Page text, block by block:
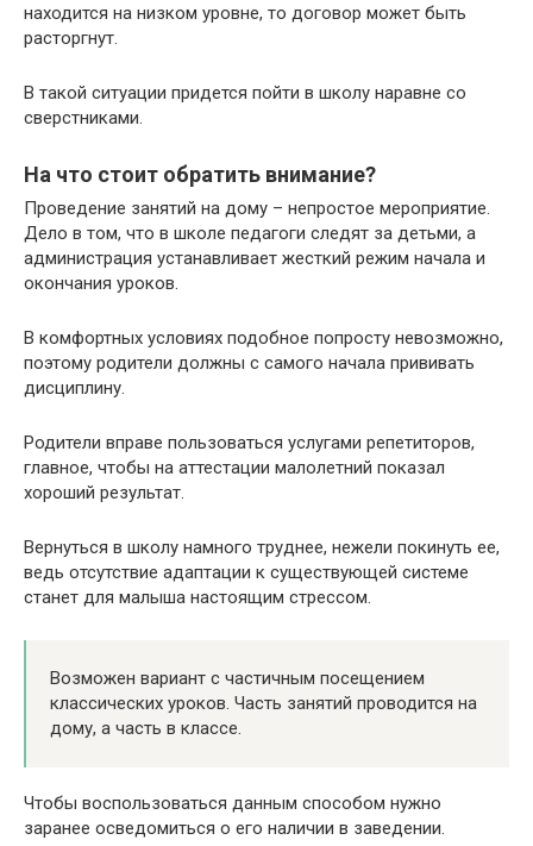
находится на низком уровне, то договор может быть
расторгнут.
В такой ситуации придется пойти в школу наравне со
сверстниками.
На что стоит обратить внимание?
​Проведение занятий на дому – непростое мероприятие.
Дело в том, что в школе педагоги следят за детьми, а
администрация устанавливает жесткий режим начала и
окончания уроков.
В комфортных условиях подобное попросту невозможно,
поэтому родители должны с самого начала прививать
дисциплину.
Родители вправе пользоваться услугами репетиторов,
главное, чтобы на аттестации малолетний показал
хороший результат.
Вернуться в школу намного труднее, нежели покинуть ее,
ведь отсутствие адаптации к существующей системе
станет для малыша настоящим стрессом.
Возможен вариант с частичным посещением
классических уроков. Часть занятий проводится на
дому, а часть в классе.
Чтобы воспользоваться данным способом нужно
заранее осведомиться о его наличии в заведении.